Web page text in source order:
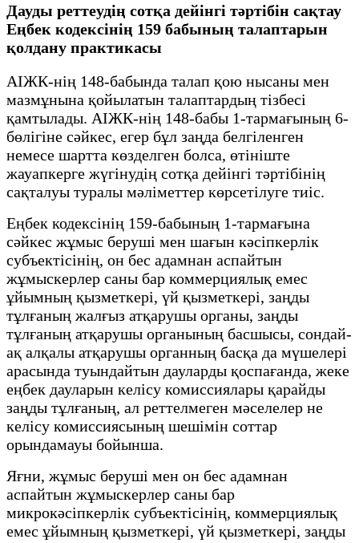
Дауды реттеудің сотқа дейінгі тәртібін сақтау
Еңбек кодексінің 159 бабының талаптарын
қолдану практикасы
АІЖК-нің 148-бабында талап қою нысаны мен
мазмұнына қойылатын талаптардың тізбесі
қамтылады. АІЖК-нің 148-бабы 1-тармағының 6-
бөлігіне сәйкес, егер бұл заңда белгіленген
немесе шартта көзделген болса, өтініште
жауапкерге жүгінудің сотқа дейінгі тәртібінің
сақталуы туралы мәліметтер көрсетілуге тиіс.
Еңбек кодексінің 159-бабының 1-тармағына
сәйкес жұмыс беруші мен шағын кәсіпкерлік
субъектісінің, он бес адамнан аспайтын
жұмыскерлер саны бар коммерциялық емес
ұйымның қызметкері, үй қызметкері, заңды
тұлғаның жалғыз атқарушы органы, заңды
тұлғаның атқарушы органының басшысы, сондай-
ақ алқалы атқарушы органның басқа да мүшелері
арасында туындайтын дауларды қоспағанда, жеке
еңбек дауларын келісу комиссиялары қарайды
заңды тұлғаның, ал реттелмеген мәселелер не
келісу комиссиясының шешімін соттар
орындамауы бойынша.
Яғни, жұмыс беруші мен он бес адамнан
аспайтын жұмыскерлер саны бар
микрокәсіпкерлік субъектісінің, коммерциялық
емес ұйымның қызметкері, үй қызметкері, заңды